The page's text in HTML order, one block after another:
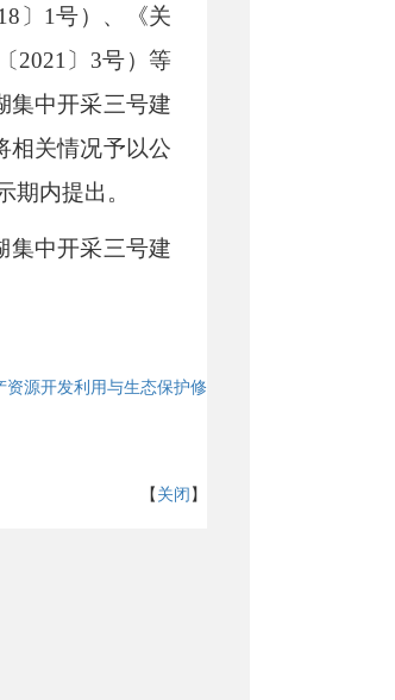
〕 1号）、《关
2021 〕 3号）等
集中开采三号建
相关情况予以公
期内提出。
集中开采三号建
资源开发利用与生态保护修
【关闭】